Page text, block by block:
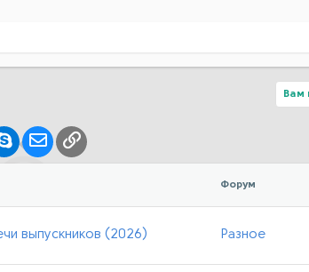
Вам
SkypeЭлектронная почта
Ссылка
Форум
выпускников (2026) Разное